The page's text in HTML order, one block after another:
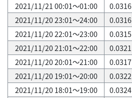
2021/11/21 00:01～01:00
0.0316
2021/11/20 23:01～24:00
0.0316
2021/11/20 22:01～23:00
0.0315
2021/11/20 21:01～22:00
0.0321
2021/11/20 20:01～21:00
0.0317
2021/11/20 19:01～20:00
0.0322
2021/11/20 18:01～19:00
0.0324